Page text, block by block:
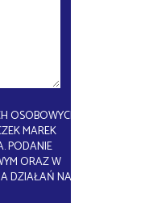
MAREK
PODANIE
ORAZ W
DZIAŁAŃ NA